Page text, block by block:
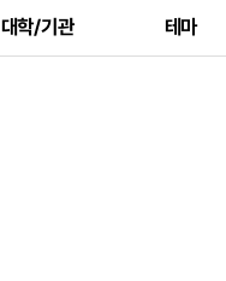
대학/기관 테마